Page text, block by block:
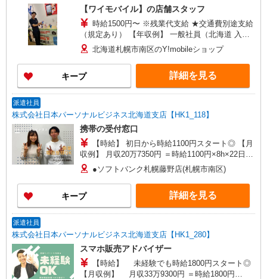
【ワイモバイル】の店舗スタッフ
時給1500円〜 ※残業代支給 ★交通費別途支給
（規定あり） 【年収例】 一般社員（北海道 入社2
年目21歳） 330万円/月給200,000円+各種手当 店
長（関東 入社4年目26歳） 462万円/月給
252,000円+各種手当 ゜+゜・。○。・゜+゜・。
○。・゜+゜ 入社祝い金10万円支給(規定有) お友達
を紹介頂くと, インセンティブ支給(規定有) ★月2
+゜・。○。・゜+゜
北海道札幌市南区のY!mobileショップ
キープ 詳細を見る
派遣社員
株式会社日本パーソナルビジネス北海道支店【HK1_118】
携帯の受付窓口
【時給】 初日から時給1100円スタート◎ 【月
収例】 月収20万7350円 ＝時給1100円×8h×22日＋
残(10h) ●交通費支給(規定有) ●残業手当（時給
×1.25） ●各種手当支給 各種社会保険完備/年次有
給休暇/昇給制度 時間外手当/制服貸与/携帯電話割
引 無料の健康診断/介護・育児休暇など充実★
●ソフトバンク札幌藤野店(札幌市南区)
キープ 詳細を見る
派遣社員
株式会社日本パーソナルビジネス北海道支店【HK1_280】
スマホ販売アドバイザー
【時給】 未経験でも時給1800円スタート◎
【月収例】 月収33万9300円 ＝時給1800円